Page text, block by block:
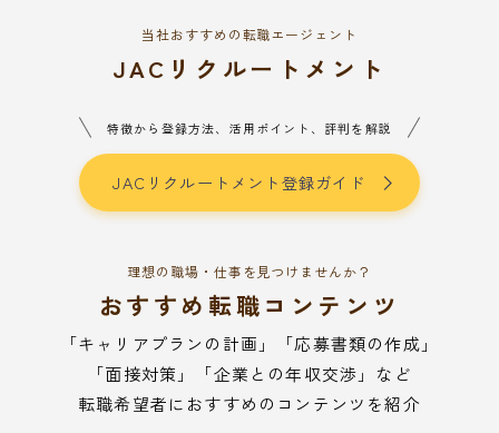
当社おすすめの転職エージェント
JACリクルートメント
特徴から登録方法、活用ポイント、評判を解説
JACリクルートメント登録ガイド
理想の職場・仕事を見つけませんか？
おすすめ転職コンテンツ
「キャリアプランの計画」「応募書類の作成」
「面接対策」「企業との年収交渉」など
転職希望者におすすめのコンテンツを紹介